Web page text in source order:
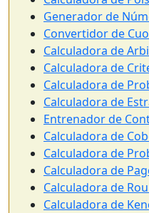
Generador de
Convertidor de
Calculadora de
Calculadora de
Calculadora de
Calculadora de
Entrenador de
Calculadora de
Calculadora de
Calculadora de
Calculadora de
Calculadora de